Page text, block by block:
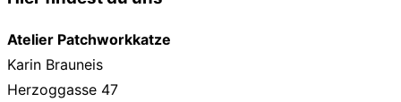
Atelier Patchworkkatze
Karin Brauneis
Herzoggasse 47